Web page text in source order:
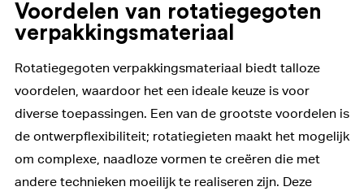
Voordelen van rotatiegegoten
verpakkingsmateriaal
Rotatiegegoten verpakkingsmateriaal biedt talloze
voordelen, waardoor het een ideale keuze is voor
diverse toepassingen. Een van de grootste voordelen is
de ontwerpflexibiliteit; rotatiegieten maakt het mogelijk
om complexe, naadloze vormen te creëren die met
andere technieken moeilijk te realiseren zijn. Deze